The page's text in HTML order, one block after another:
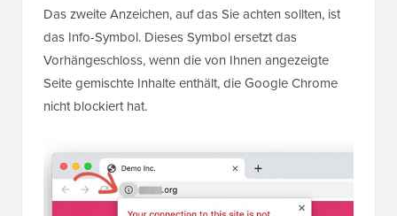
Das zweite Anzeichen, auf das Sie achten sollten, ist
das Info-Symbol. Dieses Symbol ersetzt das
Vorhängeschloss, wenn die von Ihnen angezeigte
Seite gemischte Inhalte enthält, die Google Chrome
nicht blockiert hat.